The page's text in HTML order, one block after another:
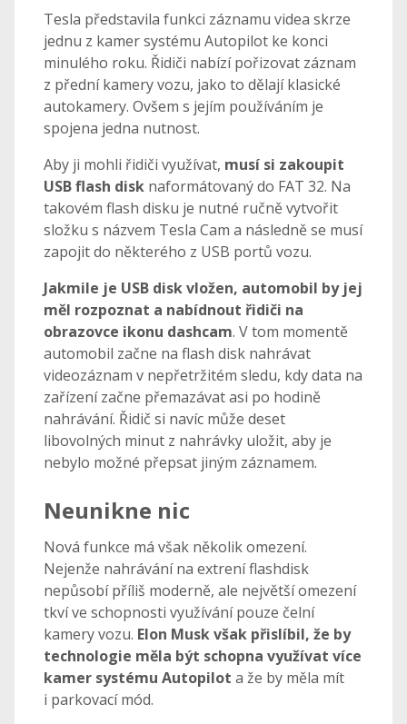
Tesla představila funkci záznamu videa skrze
jednu z kamer systému Autopilot ke konci
minulého roku. Řidiči nabízí pořizovat záznam
z přední kamery vozu, jako to dělají klasické
autokamery. Ovšem s jejím používáním je
spojena jedna nutnost.
Aby ji mohli řidiči využívat, musí si zakoupit
USB flash disk naformátovaný do FAT 32. Na
takovém flash disku je nutné ručně vytvořit
složku s názvem Tesla Cam a následně se musí
zapojit do některého z USB portů vozu.
Jakmile je USB disk vložen, automobil by jej
měl rozpoznat a nabídnout řidiči na
obrazovce ikonu dashcam. V tom momentě
automobil začne na flash disk nahrávat
videozáznam v nepřetržitém sledu, kdy data na
zařízení začne přemazávat asi po hodině
nahrávání. Řidič si navíc může deset
libovolných minut z nahrávky uložit, aby je
nebylo možné přepsat jiným záznamem.
Neunikne nic
Nová funkce má však několik omezení.
Nejenže nahrávání na extrení flashdisk
nepůsobí příliš moderně, ale největší omezení
tkví ve schopnosti využívání pouze čelní
kamery vozu. Elon Musk však přislíbil, že by
technologie měla být schopna využívat více
kamer systému Autopilot a že by měla mít
i parkovací mód.